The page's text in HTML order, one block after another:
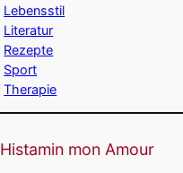
Lebensstil
Literatur
Rezepte
Sport
Therapie
Histamin mon Amour